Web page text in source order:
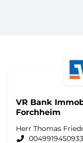
VR Bank
Forchheim
Herr Thomas
0049919450933